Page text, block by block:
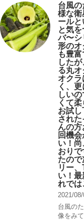
台風
様な衛
ール
と気
バ〜シ
形のオ
も豊
した
る丸
オク
く、
しい
くて
お試
され
んの
回機
い！
おり
たの
リー
い！
れでは
2021/
台風の
像をみ